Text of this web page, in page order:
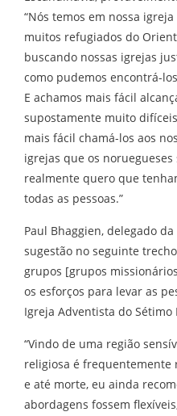
“Nós temos em nossa
muitos refugiados do
buscando nossas igrejas
como pudemos encontrá-
E achamos mais fácil
supostamente muito
mais fácil chamá-los aos
igrejas que os
realmente quero que
todas as pessoas.”
Paul Bhaggien, delegado
sugestão no seguinte
grupos [grupos
os esforços para levar as
Igreja Adventista do Sétimo
“Vindo de uma região
religiosa é frequentemente
e até morte, eu ainda
abordagens fossem